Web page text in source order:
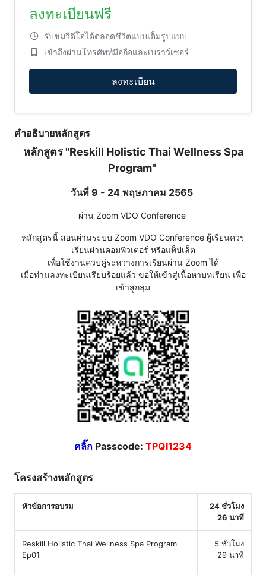
ลงทะเบียนฟรี
รับชมวีดีโอได้ตลอดชีวิตแบบเต็มรูปแบบ
เข้าถึงผ่านโทรศัพท์มือถือและเบราว์เซอร์
ลงทะเบียน
คำอธิบายหลักสูตร
หลักสูตร "Reskill Holistic Thai Wellness Spa
Program"
วันที่ 9 - 24 พฤษภาคม 2565
ผ่าน Zoom VDO Conference
หลักสูตรนี้ สอนผ่านระบบ Zoom VDO Conference ผู้เรียนควร
เรียนผ่านคอมพิวเตอร์ หรือแท็ปเล็ต
เพื่อใช้งานควบคู่ระหว่างการเรียนผ่าน Zoom ได้
เมื่อท่านลงทะเบียนเรียบร้อยแล้ว ขอให้เข้าสู่เนื้อหาบทเรียน เพื่อ
เข้าสู่กลุ่ม
คลิ๊ก Passcode: TPQI1234
โครงสร้างหลักสูตร
หัวข้อการอบรม
24 ชั่วโมง
26 นาที
Reskill Holistic Thai Wellness Spa Program
Ep01
5 ชั่วโมง
29 นาที